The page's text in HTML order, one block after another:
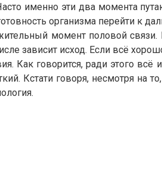
именно эти два момента
организма перейти к
момент половой
зависит исход. Если всё
Как говорится, ради этого
Кстати говоря, несмотря на